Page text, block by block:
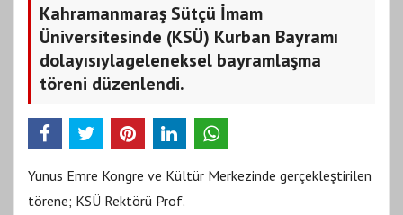
Kahramanmaraş Sütçü İmam
Üniversitesinde (KSÜ) Kurban Bayramı
dolayısıylageleneksel bayramlaşma
töreni düzenlendi.
Yunus Emre Kongre ve Kültür Merkezinde gerçekleştirilen
törene; KSÜ Rektörü Prof.